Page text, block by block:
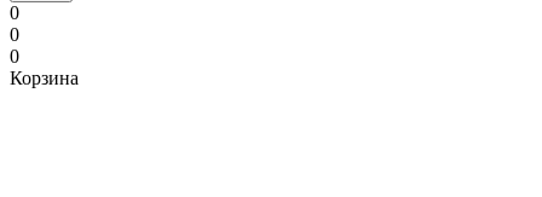
0
0
0
Корзина